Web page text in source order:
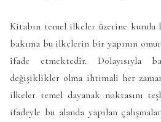
Kitabın temel ilkeler üzerine
bakıma bu ilkelerin bir yapının
ifade etmektedir. Dolayısıyla
değişiklikler olma ihtimali her
ilkeler temel dayanak noktasını
ifadeyle bu alanda yapılan